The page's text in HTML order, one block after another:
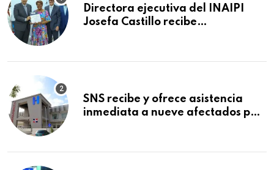
Directora ejecutiva del INAIPI
Josefa Castillo recibe
SNS recibe y ofrece asistencia
inmediata a nueve afectados por
Macorís